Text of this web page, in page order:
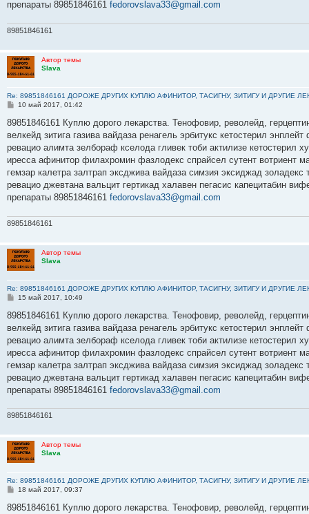
препараты 89851846161 fedorovslava33@gmail.com
89851846161
Автор темы
Slava
Re: 89851846161 ДОРОЖЕ ДРУГИХ КУПЛЮ АФИНИТОР, ТАСИГНУ, ЗИТИГУ И ДРУГИЕ
С
о
щ
е
и
е
10 май 2017, 01:42
89851846161 Куплю дорого лекарства. Тенофовир, револейд,
велкейд зитига газива вайдаза ренагель эрбитукс кетостерил
ревацио алимта зелбораф кселода гливек тоби актилизе кетостерил
иресса афинитор филахромин фазлодекс спрайсел сутент вотриент
гемзар калетра залтрап эксджива вайдаза симзия эксиджад
ревацио джевтана вальцит гертикад халавен пегасис капецитабин
препараты 89851846161 fedorovslava33@gmail.com
89851846161
Автор темы
Slava
Re: 89851846161 ДОРОЖЕ ДРУГИХ КУПЛЮ АФИНИТОР, ТАСИГНУ, ЗИТИГУ И ДРУГИЕ
С
о
щ
е
и
е
15 май 2017, 10:49
89851846161 Куплю дорого лекарства. Тенофовир, револейд,
велкейд зитига газива вайдаза ренагель эрбитукс кетостерил
ревацио алимта зелбораф кселода гливек тоби актилизе кетостерил
иресса афинитор филахромин фазлодекс спрайсел сутент вотриент
гемзар калетра залтрап эксджива вайдаза симзия эксиджад
ревацио джевтана вальцит гертикад халавен пегасис капецитабин
препараты 89851846161 fedorovslava33@gmail.com
89851846161
Автор темы
Slava
Re: 89851846161 ДОРОЖЕ ДРУГИХ КУПЛЮ АФИНИТОР, ТАСИГНУ, ЗИТИГУ И ДРУГИЕ
С
о
18 май 2017, 09:37
89851846161 Куплю дорого лекарства. Тенофовир, револейд,